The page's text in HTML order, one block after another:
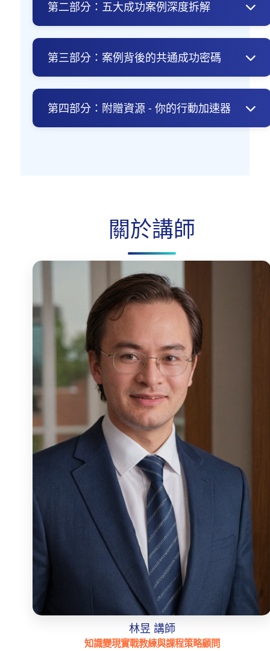
找到你的知識變現黃金圈
如何從專業中提煉「有人願意付費」的
第二部分：五大成功案例深度拆解
案例一：文案寫手的社群煉金術 - 信任
需，將麻煩變必需品
案例三：插畫家的興趣變現學 - 販賣夢
想藍圖，而不只是技能
案例四：親子教養KOL的信任經濟 - 共感
第三部分：案例背後的共通成功密碼
密碼一：從「分享者」到「信賴專家」
心法
第四部分：附贈資源 - 你的行動加速器
精選工具推薦與免費資源連結頁
關於講師
林昱 講師
知識變現實戰教練與課程策略顧問